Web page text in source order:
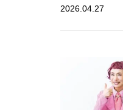
2026.04.27